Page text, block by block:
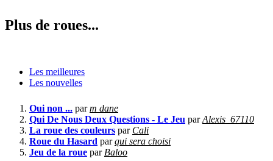
Plus de roues...
Les meilleures
Les nouvelles
Oui non ... parm dane
Qui De Nous Deux Questions - Le Jeu parAlexis_67110
La roue des couleurs par Cali
Roue du Hasard parqui sera choisi
Jeu de la roue par Baloo